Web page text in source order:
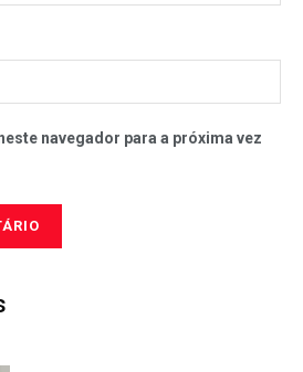
navegador para a próxima vez